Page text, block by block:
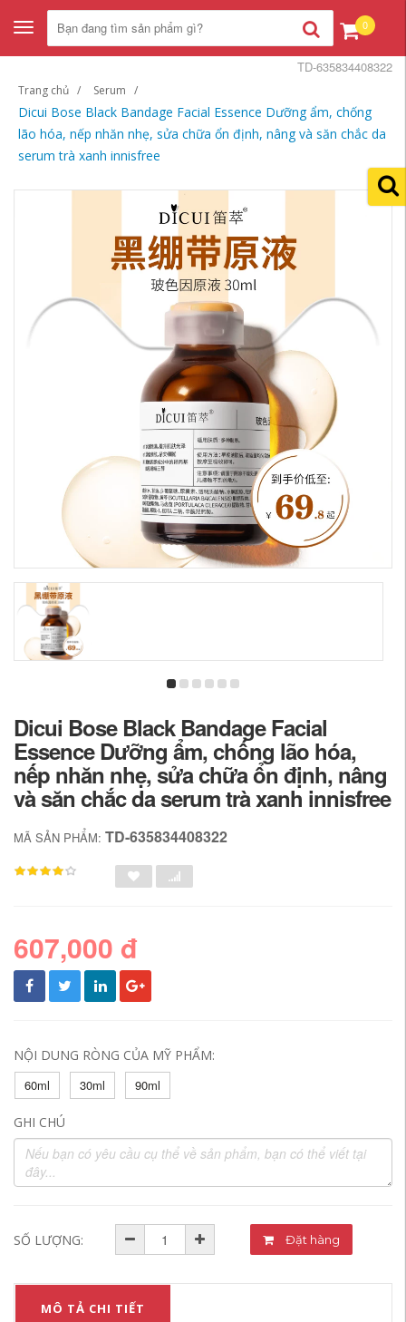
Toggle
navigation
0
Trang chủ Serum
Dicui Bose Black Bandage Facial Essence Dưỡng ẩm, chống
lão hóa, nếp nhăn nhẹ, sửa chữa ổn định, nâng và săn chắc da
serum trà xanh innisfree
TD-635834408322
Dicui Bose Black Bandage Facial
Essence Dưỡng ẩm, chống lão hóa,
nếp nhăn nhẹ, sửa chữa ổn định, nâng
và săn chắc da serum trà xanh innisfree
MÃ SẢN PHẨM: TD-635834408322
607,000 đ
NỘI DUNG RÒNG CỦA MỸ PHẨM:
60ml
30ml 90ml
GHI CHÚ
SỐ LƯỢNG: Đặt hàng
MÔ TẢ CHI TIẾT